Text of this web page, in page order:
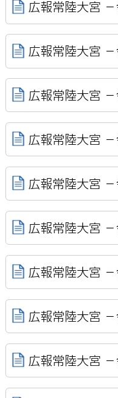
広報常陸大宮
広報常陸大宮
広報常陸大宮
広報常陸大宮
広報常陸大宮
広報常陸大宮
広報常陸大宮
広報常陸大宮
広報常陸大宮